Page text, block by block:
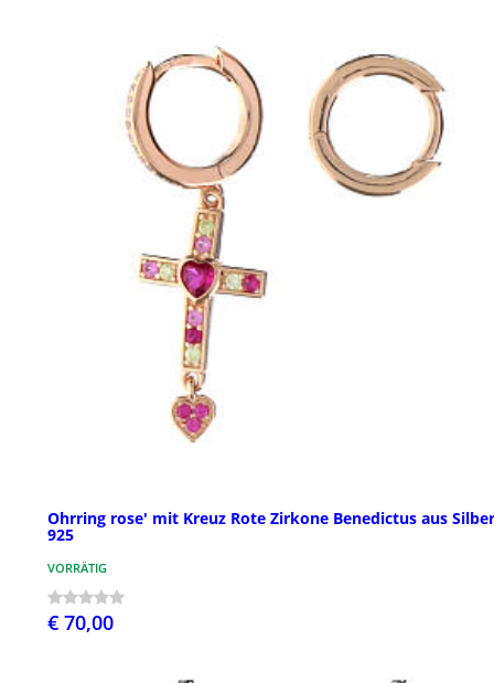
Ohrring rose' mit Kreuz Rote Zirkone Benedictus aus Silber
925
VORRÄTIG
€ 70,00